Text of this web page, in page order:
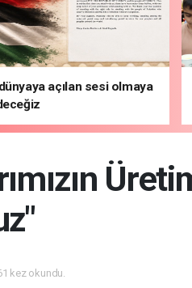
açılan sesi olmaya
kez okundu.